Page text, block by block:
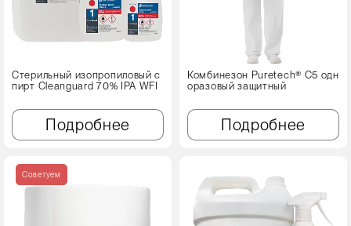
Стерильный изопропиловый с
пирт Cleanguard 70% IPA WFI
Подробнее
Комбинезон Puretech® C5 одн
оразовый защитный
Подробнее
Советуем